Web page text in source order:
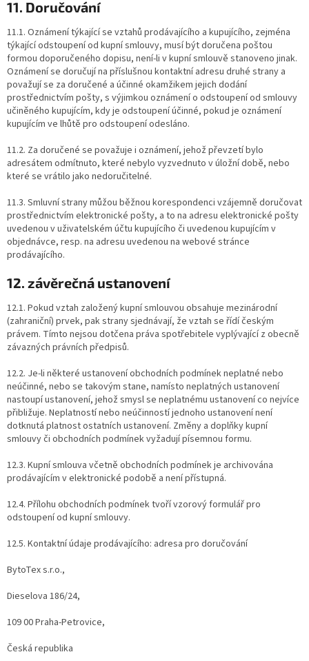
11. Doručování
11.1. Oznámení týkající se vztahů prodávajícího a kupujícího, zejména
týkající odstoupení od kupní smlouvy, musí být doručena poštou
formou doporučeného dopisu, není-li v kupní smlouvě stanoveno jinak.
Oznámení se doručují na příslušnou kontaktní adresu druhé strany a
považují se za doručené a účinné okamžikem jejich dodání
prostřednictvím pošty, s výjimkou oznámení o odstoupení od smlouvy
učiněného kupujícím, kdy je odstoupení účinné, pokud je oznámení
kupujícím ve lhůtě pro odstoupení odesláno.
11.2. Za doručené se považuje i oznámení, jehož převzetí bylo
adresátem odmítnuto, které nebylo vyzvednuto v úložní době, nebo
které se vrátilo jako nedoručitelné.
11.3. Smluvní strany můžou běžnou korespondenci vzájemně doručovat
prostřednictvím elektronické pošty, a to na adresu elektronické pošty
uvedenou v uživatelském účtu kupujícího či uvedenou kupujícím v
objednávce, resp. na adresu uvedenou na webové stránce
prodávajícího.
12. závěrečná ustanovení
12.1. Pokud vztah založený kupní smlouvou obsahuje mezinárodní
(zahraniční) prvek, pak strany sjednávají, že vztah se řídí českým
právem. Tímto nejsou dotčena práva spotřebitele vyplývající z obecně
závazných právních předpisů.
12.2. Je-li některé ustanovení obchodních podmínek neplatné nebo
neúčinné, nebo se takovým stane, namísto neplatných ustanovení
nastoupí ustanovení, jehož smysl se neplatnému ustanovení co nejvíce
přibližuje. Neplatností nebo neúčinností jednoho ustanovení není
dotknutá platnost ostatních ustanovení. Změny a doplňky kupní
smlouvy či obchodních podmínek vyžadují písemnou formu.
12.3. Kupní smlouva včetně obchodních podmínek je archivována
prodávajícím v elektronické podobě a není přístupná.
12.4. Přílohu obchodních podmínek tvoří vzorový formulář pro
odstoupení od kupní smlouvy.
12.5. Kontaktní údaje prodávajícího: adresa pro doručování
BytoTex s.r.o.,
Dieselova 186/24,
109 00 Praha-Petrovice,
Česká republika